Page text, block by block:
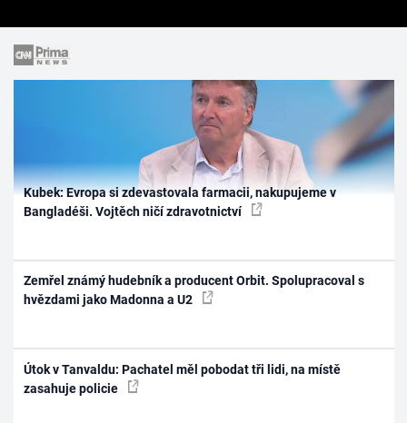
Kubek: Evropa si zdevastovala farmacii, nakupujeme v
Bangladéši. Vojtěch ničí zdravotnictví
Zemřel známý hudebník a producent Orbit. Spolupracoval s
hvězdami jako Madonna a U2
Útok v Tanvaldu: Pachatel měl pobodat tři lidi, na místě
zasahuje policie